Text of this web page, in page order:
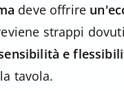
deve offrire
strappi
e
tavola.